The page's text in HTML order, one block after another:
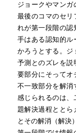
ジョークやマン
最後のコマのセリ
れが第一段階の認
手はある認知的ル
かろうとする。ジ
予測とのズレを説
要部分にそってオ
不一致部分を解消
感じられるのは、
題解決過程とと
とその解消（解決